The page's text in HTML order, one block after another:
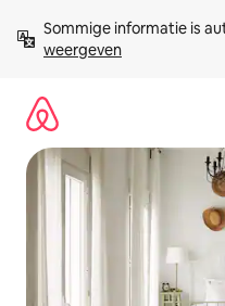
direct
naar
Sommige informatie is
weergeven